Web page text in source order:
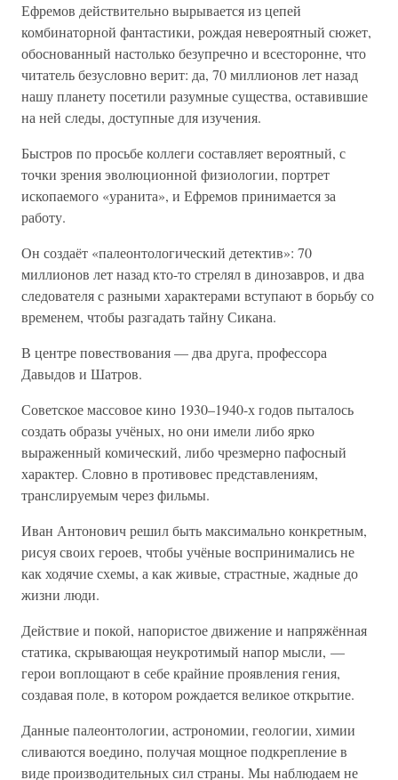
Ефремов действительно вырывается из цепей
комбинаторной фантастики, рождая невероятный сюжет,
обоснованный настолько безупречно и всесторонне, что
читатель безусловно верит: да, 70 миллионов лет назад
нашу планету посетили разумные существа, оставившие
на ней следы, доступные для изучения.
Быстров по просьбе коллеги составляет вероятный, с
точки зрения эволюционной физиологии, портрет
ископаемого «уранита», и Ефремов принимается за
работу.
Он создаёт «палеонтологический детектив»: 70
миллионов лет назад кто-то стрелял в динозавров, и два
следователя с разными характерами вступают в борьбу со
временем, чтобы разгадать тайну Сикана.
В центре повествования — два друга, профессора
Давыдов и Шатров.
Советское массовое кино 1930–1940-х годов пыталось
создать образы учёных, но они имели либо ярко
выраженный комический, либо чрезмерно пафосный
характер. Словно в противовес представлениям,
транслируемым через фильмы.
Иван Антонович решил быть максимально конкретным,
рисуя своих героев, чтобы учёные воспринимались не
как ходячие схемы, а как живые, страстные, жадные до
жизни люди.
Действие и покой, напористое движение и напряжённая
статика, скрывающая неукротимый напор мысли, —
герои воплощают в себе крайние проявления гения,
создавая поле, в котором рождается великое открытие.
Данные палеонтологии, астрономии, геологии, химии
сливаются воедино, получая мощное подкрепление в
виде производительных сил страны. Мы наблюдаем не